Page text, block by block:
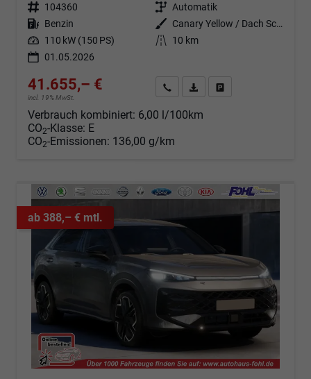
Fahrzeugnr. 104360 Getriebe Automatik
Kraftstoff Benzin Außenfarbe
Canary Yellow / Dach Schwarz
Leistung 110 kW (150 PS) Kilometerstand
10 km
01.05.2026
41.655,– €
incl. 19% MwSt.
Angebot anfordern
Fahrzeugexpose (PDF)
Verbrauch kombiniert: 6,00 l/100km
CO2-Klasse: E
CO2-Emissionen: 136,00 g/km
ab 388,– € mtl.